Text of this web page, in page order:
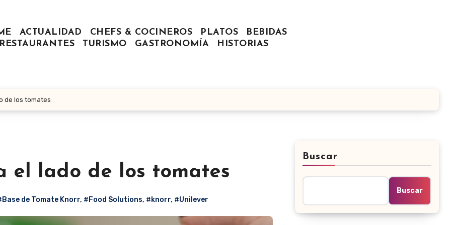
ACTUALIDAD CHEFS & COCINEROS PLATOS
BEBIDAS
RESTAURANTES
TURISMO GASTRONOMÍA HISTORIAS
de los tomates
el lado de los tomates
de Tomate Knorr, #Food Solutions, #knorr, #Unilever
Buscar
Buscar